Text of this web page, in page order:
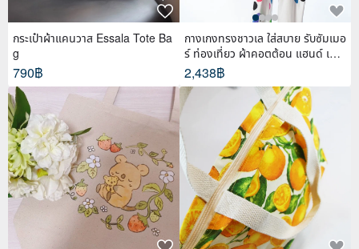
กระเป๋าผ้าแคนวาส Essala Tote Ba
g
790฿
กางเกงทรงชาวเล ใส่สบาย รับซัมเมอ
ร์ ท่องเที่ยว ผ้าคอตต้อน แฮนด์ เพ้น
ท์
2,438฿